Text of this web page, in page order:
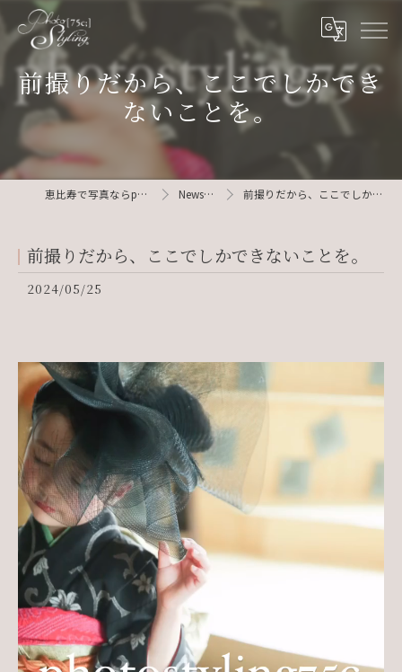
前撮りだから、ここでしかでき
ないことを。
恵比寿で写真ならphotostyling75c News / Blog 前撮りだから、ここでしかできないことを。
前撮りだから、ここでしかできないことを。
2024/05/25